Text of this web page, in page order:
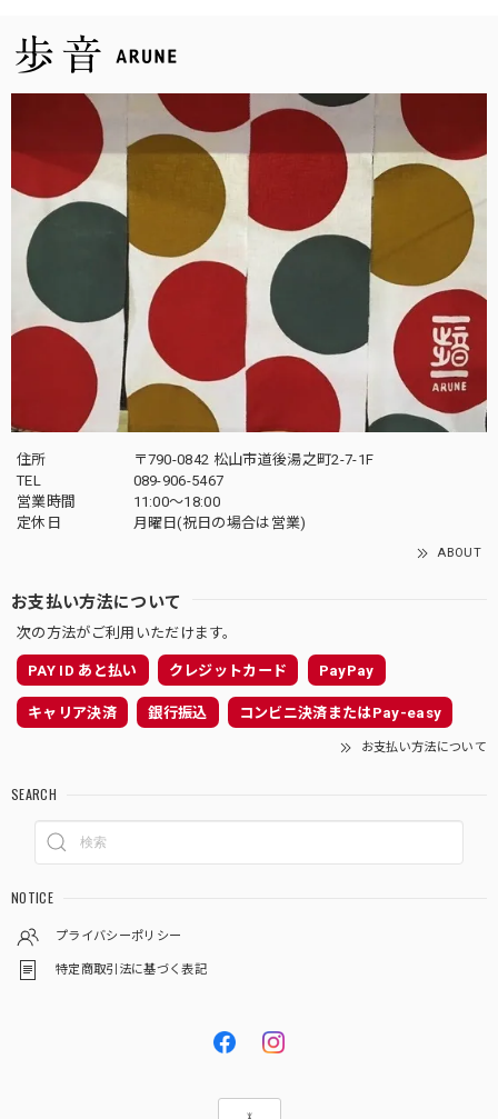
住所
〒790-0842 松山市道後湯之町2-7-1F
TEL
089-906-5467
営業時間
11:00〜18:00
定休日
月曜日(祝日の場合は営業)
ABOUT
お支払い方法について
次の方法がご利用いただけます。
PAY ID あと払い クレジットカード PayPay
キャリア決済 銀行振込 コンビニ決済またはPay-easy
お支払い方法について
SEARCH
NOTICE
プライバシーポリシー
特定商取引法に基づく表記